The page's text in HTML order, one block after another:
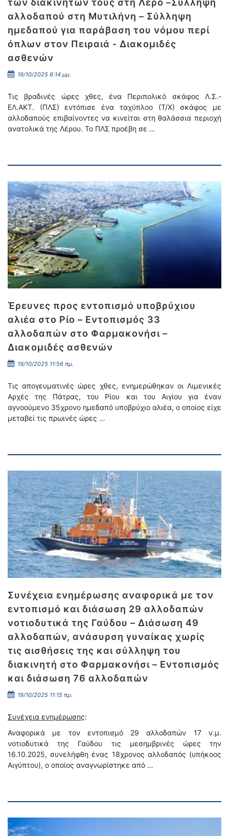
των διακινητών τους στη Λέρο –Σύλληψη
αλλοδαπού στη Μυτιλήνη – Σύλληψη
ημεδαπού για παράβαση του νόμου περί
όπλων στον Πειραιά - Διακομιδές
ασθενών
19/10/2025 6:14 μμ.
Τις βραδινές ώρες χθες, ένα Περιπολικό σκάφος Λ.Σ.-
ΕΛ.ΑΚΤ. (ΠΛΣ) εντόπισε ένα ταχύπλοο (Τ/Χ) σκάφος με
αλλοδαπούς επιβαίνοντες να κινείται στη θαλάσσια περιοχή
ανατολικά της Λέρου. Το ΠΛΣ προέβη σε …
Έρευνες προς εντοπισμό υποβρύχιου
αλιέα στο Ρίο – Εντοπισμός 33
αλλοδαπών στο Φαρμακονήσι –
Διακομιδές ασθενών
19/10/2025 11:56 πμ.
Τις απογευματινές ώρες χθες, ενημερώθηκαν οι Λιμενικές
Αρχές της Πάτρας, του Ρίου και του Αιγίου για έναν
αγνοούμενο 35χρονο ημεδαπό υποβρύχιο αλιέα, ο οποίος είχε
μεταβεί τις πρωινές ώρες …
Συνέχεια ενημέρωσης αναφορικά με τον
εντοπισμό και διάσωση 29 αλλοδαπών
νοτιοδυτικά της Γαύδου – Διάσωση 49
αλλοδαπών, ανάσυρση γυναίκας χωρίς
τις αισθήσεις της και σύλληψη του
διακινητή στο Φαρμακονήσι – Εντοπισμός
και διάσωση 76 αλλοδαπών
19/10/2025 11:15 πμ.
Συνέχεια ενημέρωσης:
Αναφορικά με τον εντοπισμό 29 αλλοδαπών 17 ν.μ.
νοτιοδυτικά της Γαύδου τις μεσημβρινές ώρες την
16.10.2025, συνελήφθη ένας 18χρονος αλλοδαπός (υπήκοος
Αιγύπτου), ο οποίος αναγνωρίστηκε από …